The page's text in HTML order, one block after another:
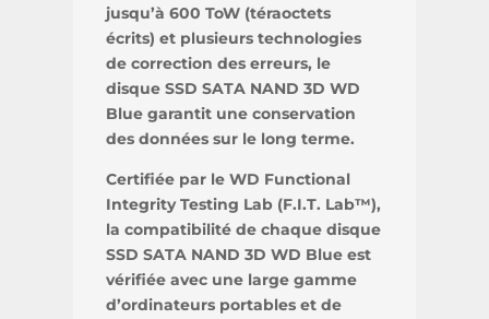
jusqu’à 600 ToW (téraoctets
écrits) et plusieurs technologies
de correction des erreurs, le
disque SSD SATA NAND 3D WD
Blue garantit une conservation
des données sur le long terme.
Certifiée par le WD Functional
Integrity Testing Lab (F.I.T. Lab™),
la compatibilité de chaque disque
SSD SATA NAND 3D WD Blue est
vérifiée avec une large gamme
d’ordinateurs portables et de